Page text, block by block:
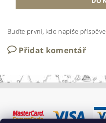
Buďte první, kdo napíše
Přidat komentář